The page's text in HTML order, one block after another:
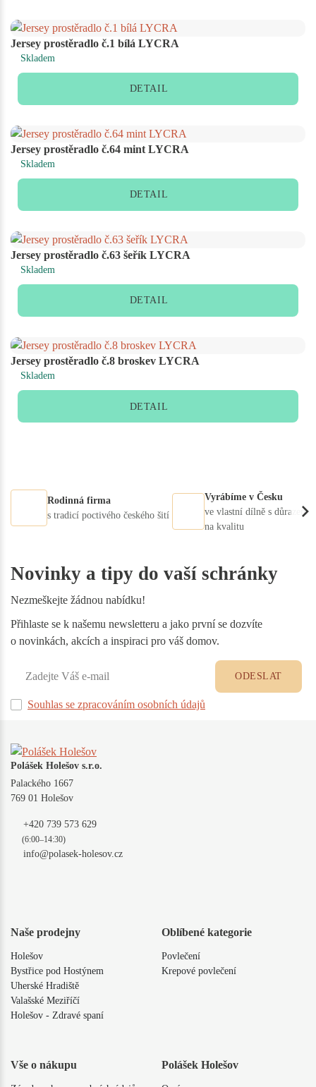
Jersey prostěradlo č.1 bílá LYCRA
Skladem
DETAIL
Jersey prostěradlo č.64 mint LYCRA
Skladem
DETAIL
Jersey prostěradlo č.63 šeřík LYCRA
Skladem
DETAIL
Jersey prostěradlo č.8 broskev LYCRA
Skladem
DETAIL
Rodinná firma
s tradicí poctivého českého šití
Vyrábíme v Česku
ve vlastní dílně s důrazem
na kvalitu
Novinky a tipy do vaší schránky
Nezmeškejte žádnou nabídku!
Přihlaste se k našemu newsletteru a jako první se dozvíte
o novinkách, akcích a inspiraci pro váš domov.
Souhlas se zpracováním osobních údajů
ODESLAT
Polášek Holešov s.r.o.
Palackého 1667
769 01 Holešov
+420 739 573 629
(6:00–14:30)
info@polasek-holesov.cz
Naše prodejny
Holešov
Bystřice pod Hostýnem
Uherské Hradiště
Valašské Meziříčí
Holešov - Zdravé spaní
Oblíbené kategorie
Povlečení
Krepové povlečení
Vše o nákupu Polášek Holešov